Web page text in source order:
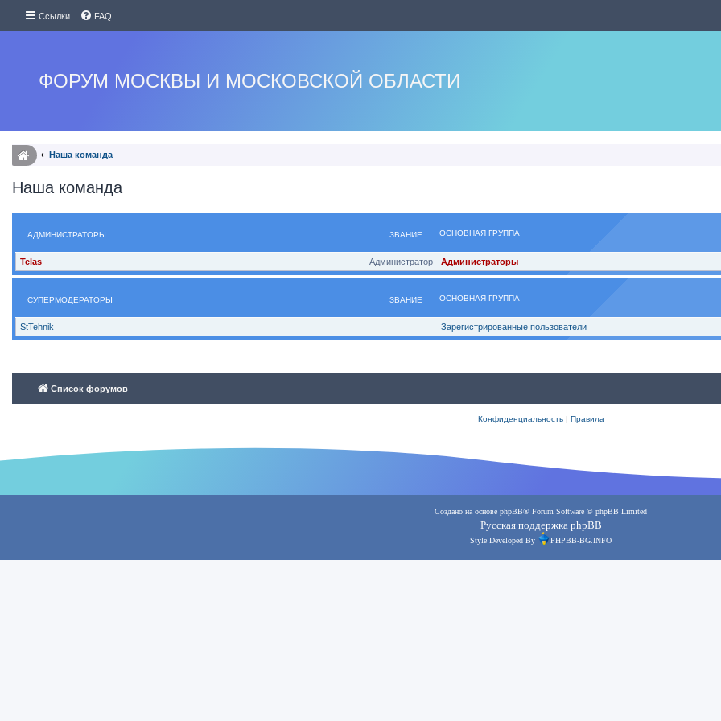
Ссылки FAQ
ФОРУМ МОСКВЫ И МОСКОВСКОЙ ОБЛАСТИ
Наша команда
Наша команда
ЗВАНИЕ
АДМИНИСТРАТОРЫ ОСНОВНАЯ ГРУППА
Администратор
Telas Администраторы
ЗВАНИЕ
СУПЕРМОДЕРАТОРЫ ОСНОВНАЯ ГРУППА
StTehnik Зарегистрированные пользователи
Список форумов
Конфиденциальность| Правила
Создано на основе phpBB® Forum Software © phpBB Limited
Русская поддержка phpBB
Style Developed By PHPBB-BG.INFO